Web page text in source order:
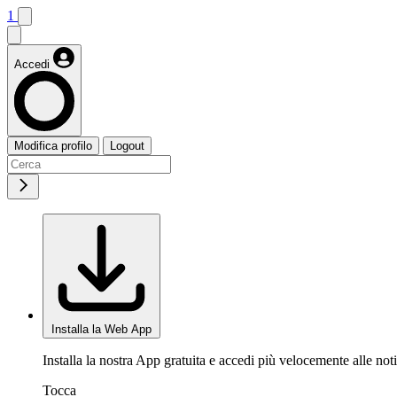
1
Accedi
Modifica profilo Logout
Installa la Web App
Installa la nostra App gratuita e accedi più velocemente alle
Tocca